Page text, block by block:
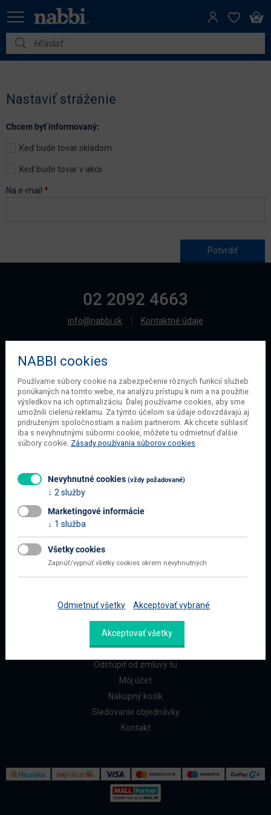
Nábytok
Dom a záhrada
Akcie
Nastaviť stráženie
Chcem byť informovaný:
Keď bude tovar skladom
Keď bude tovar v akcii
Na e-mail *
02 2092 4663
info@nabbi.sk Kontaktné údaje
O SPOLOČNOSTI
O našej spoločnosti
Obchodné podmienky
Ochrana osobných údajov
Blog
Všetko o nákupe
Najčastejšie otázky
Doprava a platba
ZÁKAZNÍCI
Reklamačný formulár
Odstúpiť od zmluvy tu
Môj účet
Nákupný košík
Sledovanie objednávky
Kontakt
NABBI cookies
Používame súbory cookie na zabezpečenie rôznych funkcií služieb
ponúkaných na tomto webe, na analýzu prístupu k nim a na použitie
výsledkov na ich optimalizáciu. Ďalej používame cookies, aby sme
umožnili cielenú reklamu. Za týmto účelom sa údaje odovzdávajú aj
pridruženým spoločnostiam a našim partnerom. Ak chcete súhlasiť
iba s nevyhnutnými súbormi cookie, môžete tu odmietnuť ďalšie
súbory cookie. Zásady používania súborov cookies
Nevyhnutné cookies (vždy požadované)
2 služby
Marketingové informácie
1 služba
Všetky cookies
Zapnúť/vypnúť všetky cookies okrem nevyhnutných
Odmietnuť všetky Akceptovať vybrané
Akceptovať všetky